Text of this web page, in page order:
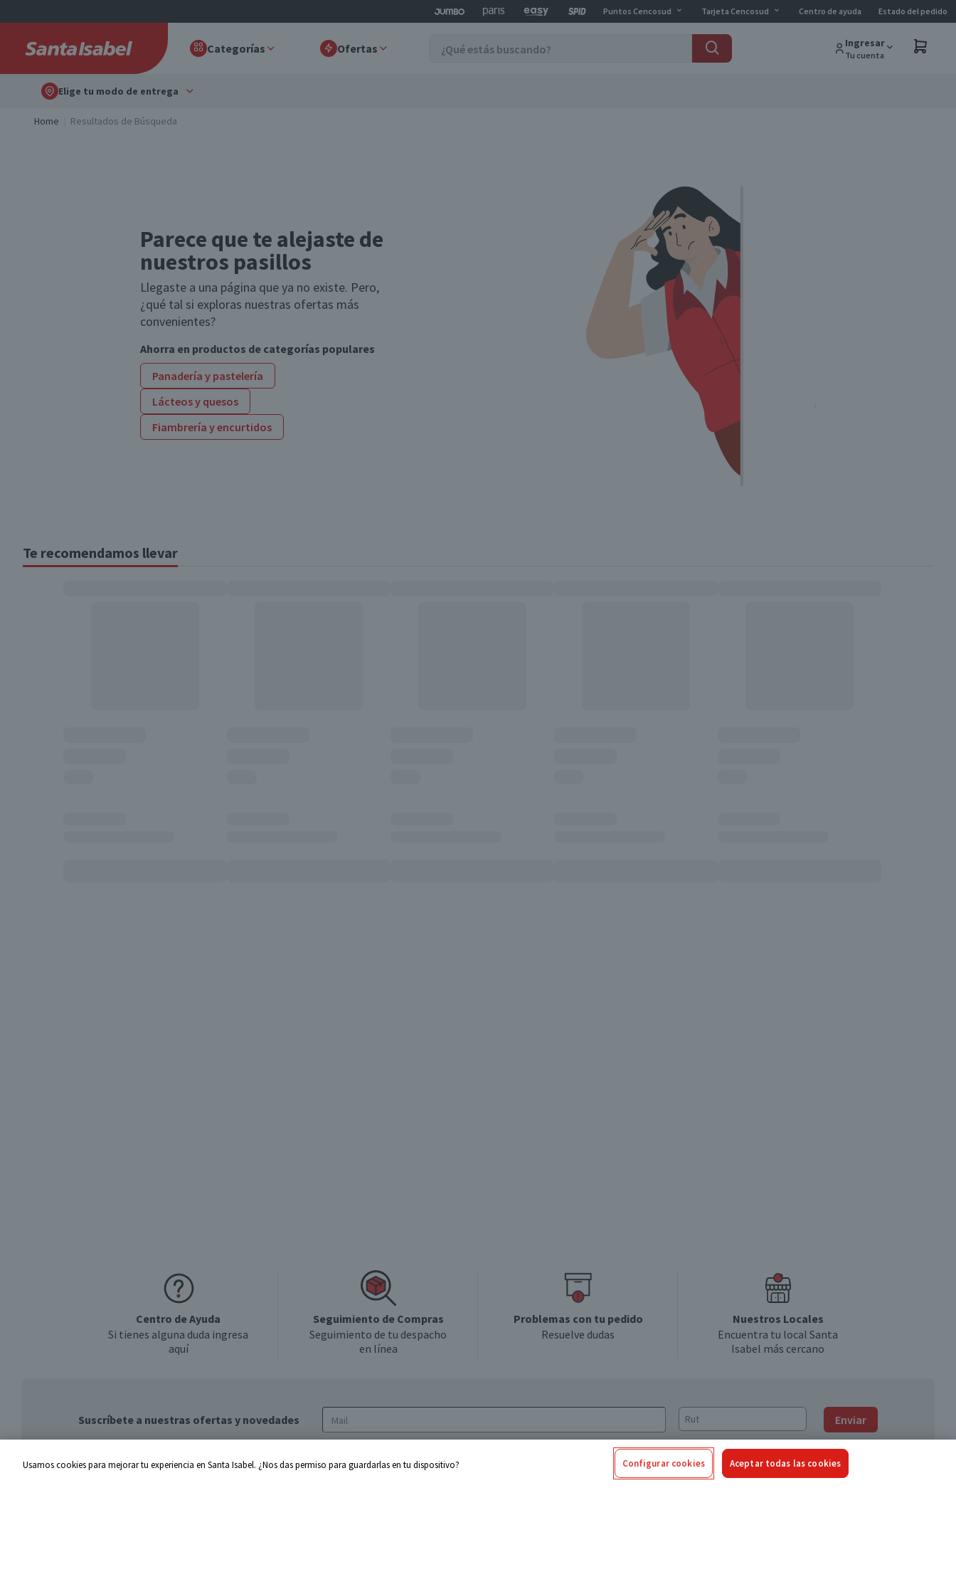
Puntos Cencosud Tarjeta Cencosud Centro de ayuda Estado del pedido
Categorías Ofertas Ingresar
Tu cuenta
Elige tu modo de entrega
Home Resultados de Búsqueda
Parece que te alejaste de
nuestros pasillos
Llegaste a una página que ya no existe. Pero,
¿qué tal si exploras nuestras ofertas más
convenientes?
Ahorra en productos de categorías populares
Panadería y pastelería
Lácteos y quesos
Fiambrería y encurtidos
Te recomendamos llevar
Centro de Ayuda
Si tienes alguna duda ingresa
aquí
Seguimiento de Compras
Seguimiento de tu despacho
en línea
Problemas con tu pedido
Resuelve dudas
Nuestros Locales
Encuentra tu local Santa
Isabel más cercano
Suscríbete a nuestras ofertas y novedades Enviar
de privacidad y de tratamiento de datos
Usamos cookies para mejorar tu experiencia en Santa Isabel. ¿Nos das permiso para guardarlas en tu dispositivo? Configurar cookies Aceptar todas las cookies